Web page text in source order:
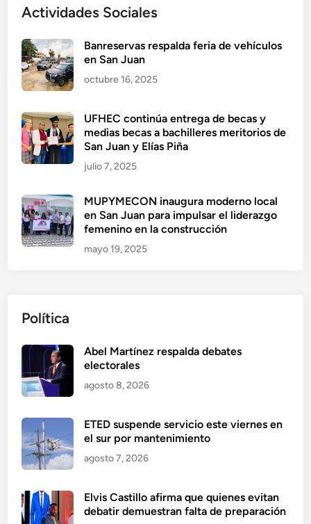
Actividades Sociales
Banreservas respalda feria de vehículos
en San Juan
octubre 16, 2025
UFHEC continúa entrega de becas y
medias becas a bachilleres meritorios de
San Juan y Elías Piña
julio 7, 2025
MUPYMECON inaugura moderno local
en San Juan para impulsar el liderazgo
femenino en la construcción
mayo 19, 2025
Política
Abel Martínez respalda debates
electorales
agosto 8, 2026
ETED suspende servicio este viernes en
el sur por mantenimiento
agosto 7, 2026
Elvis Castillo afirma que quienes evitan
debatir demuestran falta de preparación